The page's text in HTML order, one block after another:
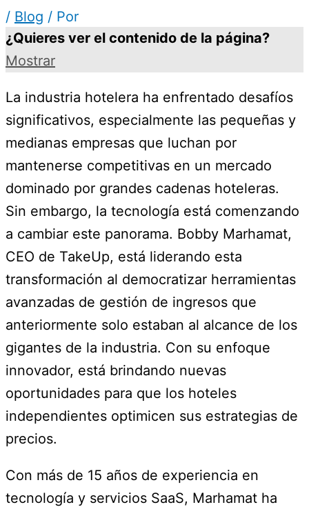
/ Blog / Por
¿Quieres ver el contenido de la página?
Mostrar
La industria hotelera ha enfrentado desafíos
significativos, especialmente las pequeñas y
medianas empresas que luchan por
mantenerse competitivas en un mercado
dominado por grandes cadenas hoteleras.
Sin embargo, la tecnología está comenzando
a cambiar este panorama. Bobby Marhamat,
CEO de TakeUp, está liderando esta
transformación al democratizar herramientas
avanzadas de gestión de ingresos que
anteriormente solo estaban al alcance de los
gigantes de la industria. Con su enfoque
innovador, está brindando nuevas
oportunidades para que los hoteles
independientes optimicen sus estrategias de
precios.
Con más de 15 años de experiencia en
tecnología y servicios SaaS, Marhamat ha